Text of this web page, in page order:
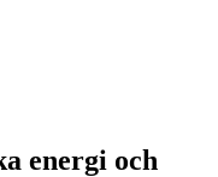
energi och